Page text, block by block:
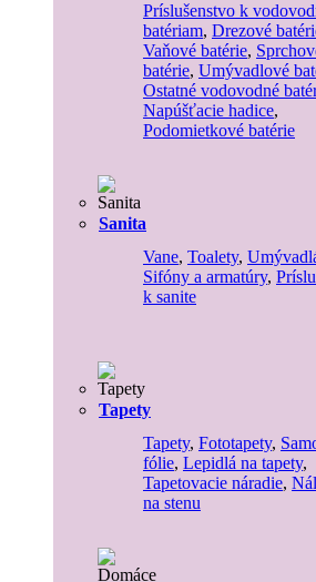
Príslušenstvo k
batériam, Drezové
Vaňové batérie,
batérie, Umývadlové
Ostatné vodovodné
Napúšťacie hadice,
Podomietkové batérie
Sanita
Vane, Toalety,
Sifóny a armatúry,
k sanite
Tapety
Tapety, Fototapety,
fólie, Lepidlá na tapety,
Tapetovacie náradie,
na stenu